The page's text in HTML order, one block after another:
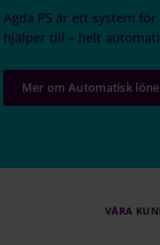
Agda PS är ett system
hjälper till – helt
Mer om Automatisk
VÅRA